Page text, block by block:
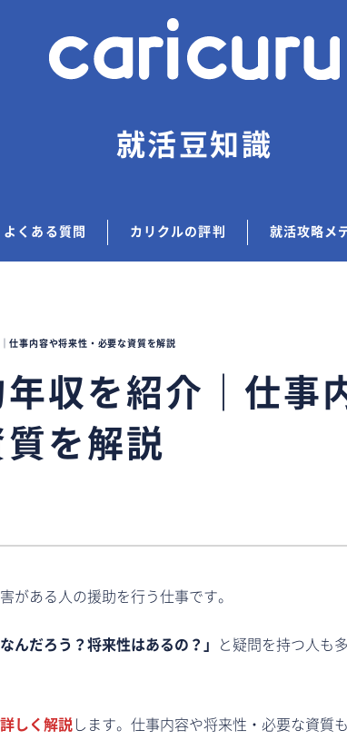
就活豆知識
よくある質問 カリクルの評判 就活攻略メ
仕事内容や将来性・必要な資質を解説
収を紹介｜仕事
を解説
がある人の援助を行う仕事です。
んだろう？将来性はあるの？」 と疑問を持つ人も
しく解説 します。仕事内容や将来性・必要な資質